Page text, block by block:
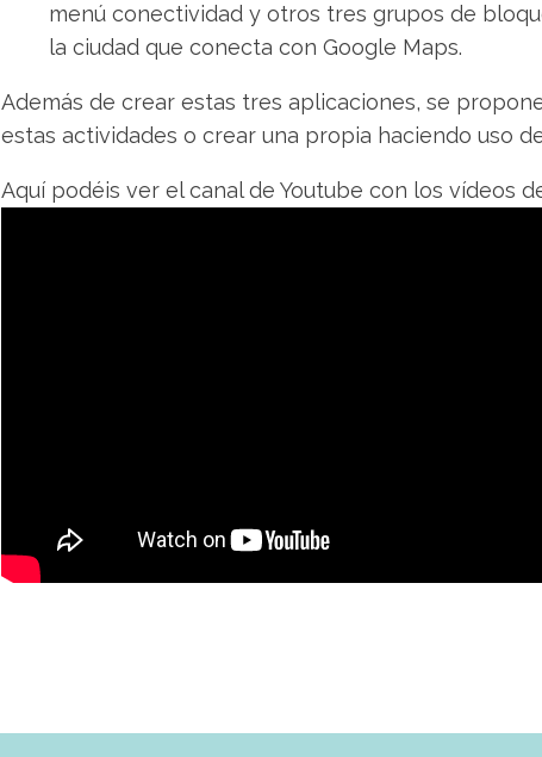
menú conectividad y otros tres grupos de
la ciudad que conecta con Google Maps.
Además de crear estas tres aplicaciones, se
estas actividades o crear una propia haciendo uso
Aquí podéis ver el canal de Youtube con los vídeos